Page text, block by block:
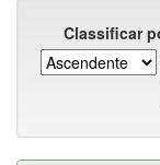
Classificar